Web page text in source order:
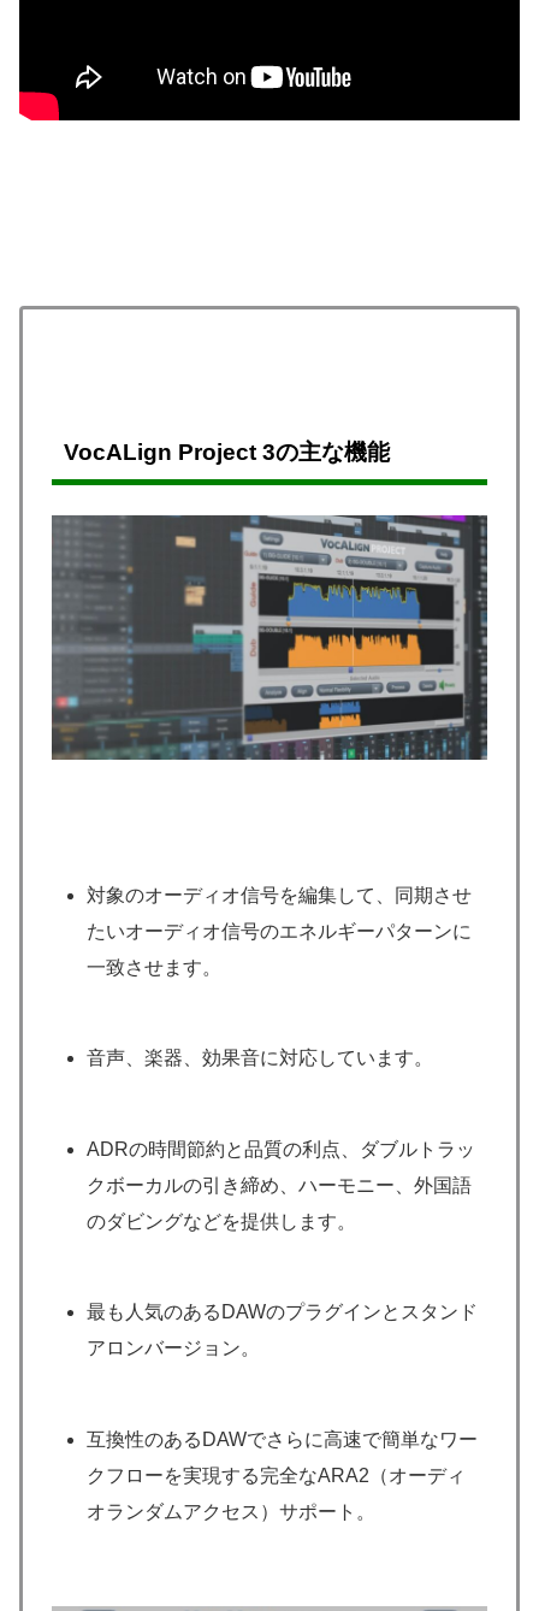
VocALign Project 3の主な機能
対象のオーディオ信号を編集して、同期させ
たいオーディオ信号のエネルギーパターンに
一致させます。
音声、楽器、効果音に対応しています。
ADRの時間節約と品質の利点、ダブルトラッ
クボーカルの引き締め、ハーモニー、外国語
のダビングなどを提供します。
最も人気のあるDAWのプラグインとスタンド
アロンバージョン。
互換性のあるDAWでさらに高速で簡単なワー
クフローを実現する完全なARA2（オーディ
オランダムアクセス）サポート。